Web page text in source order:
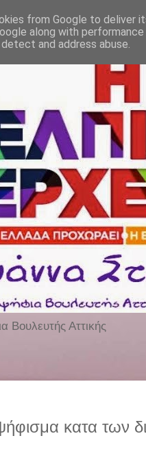
Βουλευτής Αττικής
κατα των
from Google to deliver
along with
and address abuse.